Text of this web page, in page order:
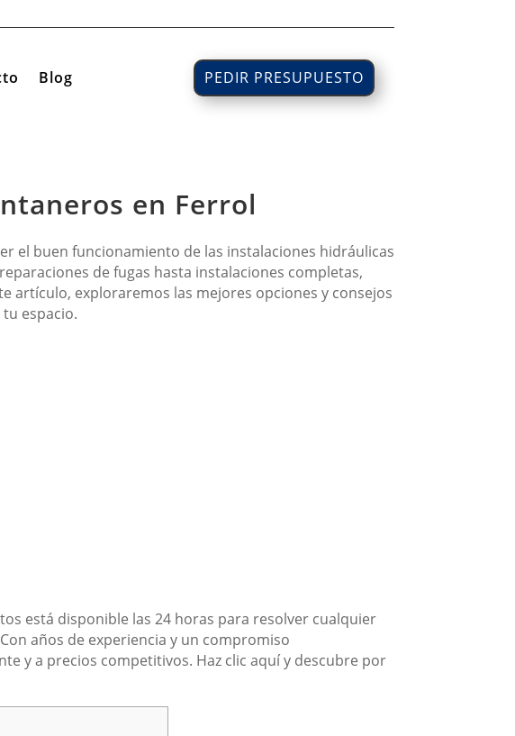
Blog PEDIR PRESUPUESTO
en Ferrol
el buen funcionamiento de las instalaciones hidráulicas
de fugas hasta instalaciones completas,
artículo, exploraremos las mejores opciones y consejos
espacio.
está disponible las 24 horas para resolver cualquier
años de experiencia y un compromiso
y a precios competitivos. Haz clic aquí y descubre por